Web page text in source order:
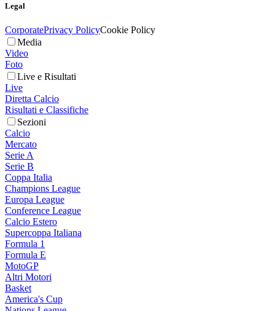
Legal
CorporatePrivacy PolicyCookie Policy
Media
Video
Foto
Live e Risultati
Live
Diretta Calcio
Risultati e Classifiche
Sezioni
Calcio
Mercato
Serie A
Serie B
Coppa Italia
Champions League
Europa League
Conference League
Calcio Estero
Supercoppa Italiana
Formula 1
Formula E
MotoGP
Altri Motori
Basket
America's Cup